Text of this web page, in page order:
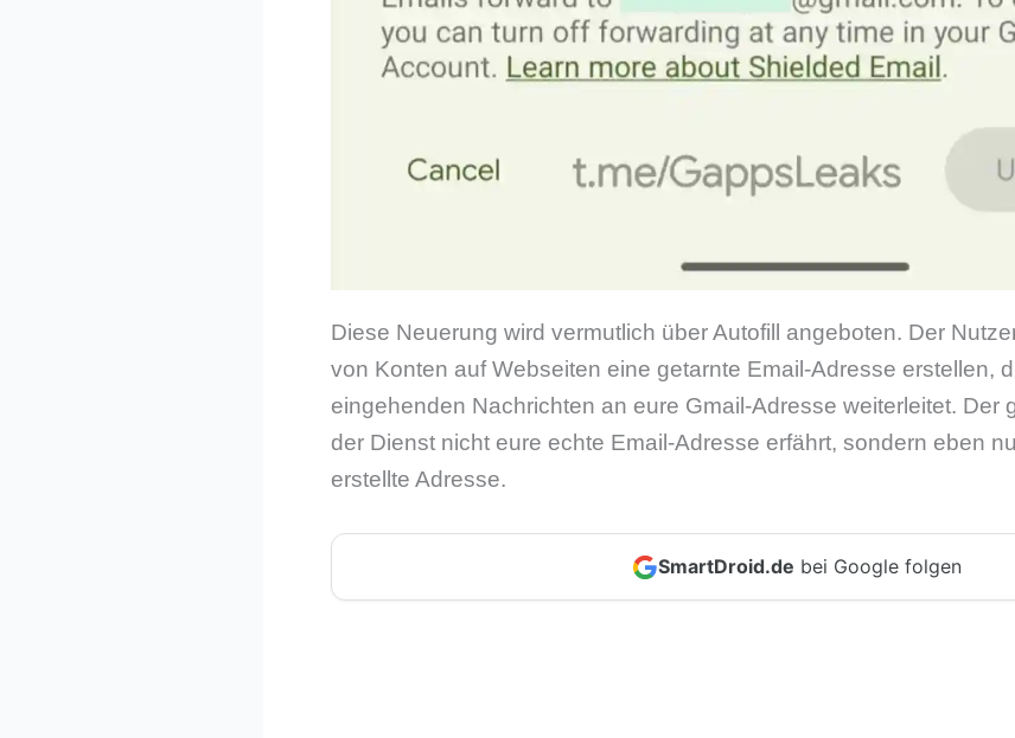
Diese Neuerung wird vermutlich über Autofill angeboten. Der
von Konten auf Webseiten eine getarnte Email-Adresse erstellen,
eingehenden Nachrichten an eure Gmail-Adresse weiterleitet. Der
der Dienst nicht eure echte Email-Adresse erfährt, sondern eben
erstellte Adresse.
SmartDroid.de bei Google folgen